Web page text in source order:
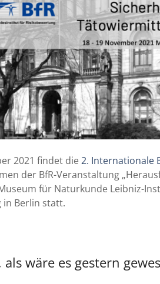
2021 findet die2. Internationale
der BfR-Veranstaltung
für Naturkunde Leibniz-
Berlin statt.
wäre es gestern